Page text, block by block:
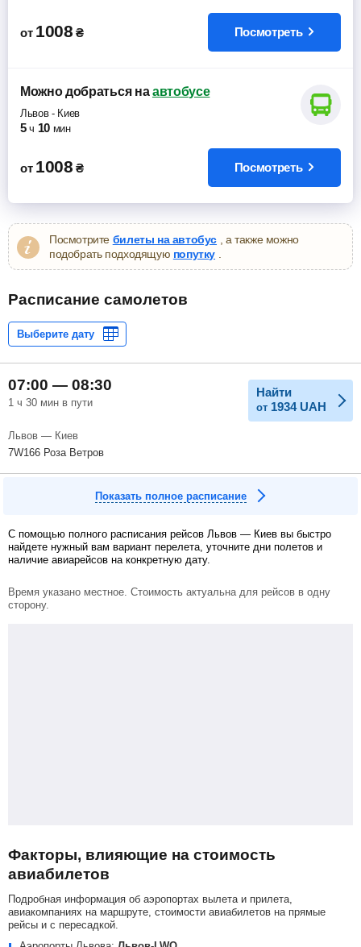
от 1008 ₴ Посмотреть
Можно добратьсяна автобусе
Львов- Киев
5 ч 10 мин
от 1008 ₴ Посмотреть
Посмотрите билеты на автобус , а также можно
подобрать подходящую попутку
Расписание самолетов
07:00 — 08:30
1 ч 30 мин в пути
Найти
от 1934 UAH
Львов — Киев
7W166 Роза Ветров
Показать полное расписание
С помощью полного расписания рейсов Львов — Киев вы быстро
найдете нужный вам вариант перелета, уточните дни полетов и
наличие авиарейсов на конкретную дату.
Время указано местное. Стоимость актуальна для рейсов в одну
сторону.
Факторы, влияющие на стоимость
авиабилетов
Подробная информация об аэропортах вылета и прилета,
авиакомпаниях на маршруте, стоимости авиабилетов на прямые
рейсы и с пересадкой.